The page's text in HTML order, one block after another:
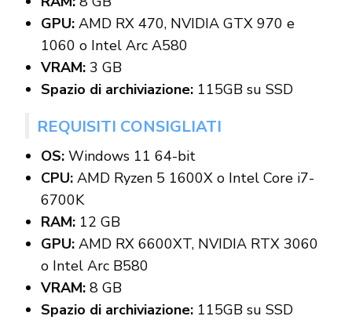
GPU:AMD RX 470, NVIDIA GTX 970 e
1060 o Intel Arc A580
VRAM:3 GB
Spazio di archiviazione:115GB su SSD
REQUISITI CONSIGLIATI
OS:Windows 11 64-bit
CPU:AMD Ryzen 5 1600X o Intel Core i7-
6700K
RAM:12 GB
GPU:AMD RX 6600XT, NVIDIA RTX 3060
o Intel Arc B580
VRAM:8 GB
Spazio di archiviazione:115GB su SSD